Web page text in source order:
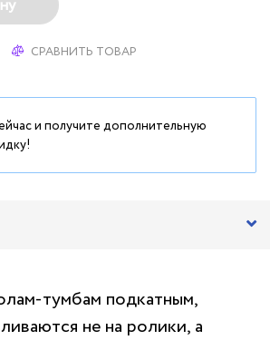
СРАВНИТЬ ТОВАР
и получите дополнительную
тумбам подкатным,
не на ролики, а